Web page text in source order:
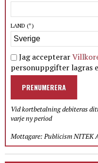
LAND (*)
Jag accepterar
personuppgifter lagras
PRENUMERERA
Vid kortbetalning debiteras
varje ny period
Mottagare: Publicism NITEK